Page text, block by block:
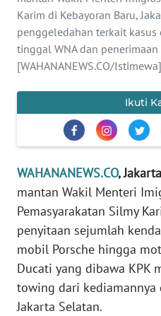
Karim di Kebayoran Baru,
penggeledahan terkait kasus
tinggal WNA dan
[WAHANANEWS.CO/
Ikuti
WAHANANEWS.CO,
mantan Wakil Menteri
Pemasyarakatan Silmy
penyitaan sejumlah
mobil Porsche hingga
Ducati yang dibawa KPK
towing dari kediamannya
Jakarta Selatan.
OLAHRAGA
OPINI
INDEKS
BERITA
KAMI
INFO
IKLAN
TENTANG